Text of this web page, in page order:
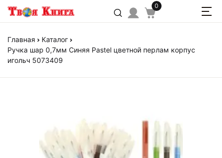
0
Главная
Каталог
Ручка шар 0,7мм Синяя Pastel цветной перлам корпус
игольч 5073409